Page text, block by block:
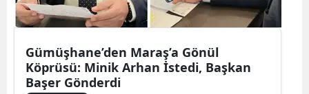
Diyarbakır
Edirne
Gümüşhane’den Maraş’a Gönül
Köprüsü: Minik Arhan İstedi, Başkan
Başer Gönderdi